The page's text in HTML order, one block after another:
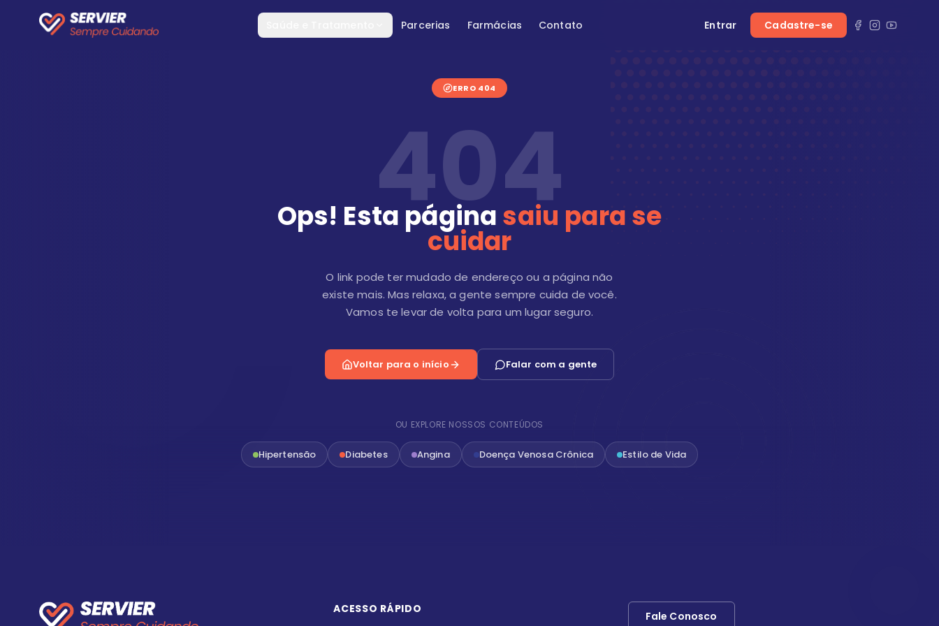
Parcerias Farmácias Contato Entrar Cadastre-se
ERRO 404
404
Ops! Esta páginasaiu para se
cuidar
O link pode ter mudado de endereço ou a página não
existe mais. Mas relaxa, a gente sempre cuida de você.
Vamos te levar de volta para um lugar seguro.
Voltar para o início Falar com a gente
OU EXPLORE NOSSOS CONTEÚDOS
Hipertensão Diabetes Angina Doença Venosa Crônica Estilo de Vida
ACESSO RÁPIDO
Fale Conosco